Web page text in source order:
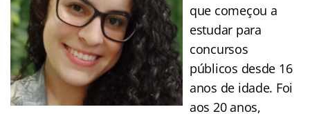
que começou a
estudar para
concursos
públicos desde 16
anos de idade. Foi
aos 20 anos,